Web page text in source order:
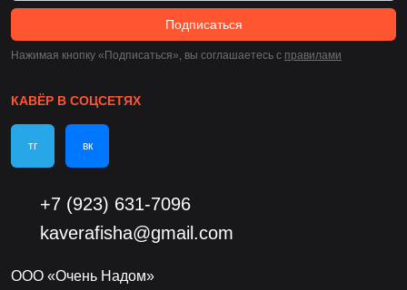
Подписаться
Нажимая кнопку «Подписаться», вы соглашаетесь c правилами
КАВЁР В СОЦСЕТЯХ
тг вк
+7 (923) 631-7096
kaverafisha@gmail.com
ООО «Очень Надом»